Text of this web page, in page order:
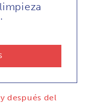
después del